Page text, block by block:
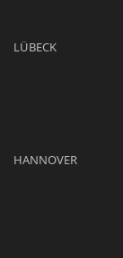
LÜBECK
HANNOVER